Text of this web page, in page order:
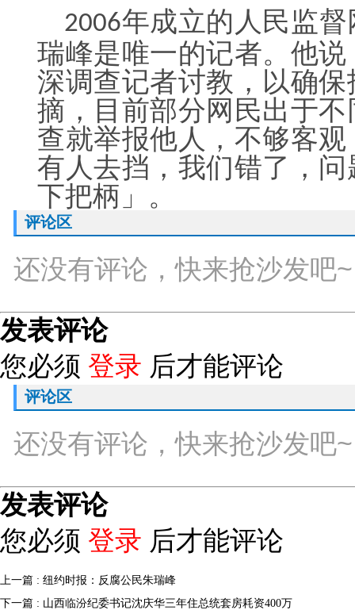
2006年成立的人民监
瑞峰是唯一的记者。他
深调查记者讨教，以确
摘，目前部分网民出于
查就举报他人，不够客
有人去挡，我们错了，
下把柄」。
评论区
还没有评论，快来抢沙发吧~
发表评论
您必须 登录 后才能评论
评论区
还没有评论，快来抢沙发吧~
发表评论
您必须 登录 后才能评论
上一篇 : 纽约时报：反腐公民朱瑞峰
下一篇 : 山西临汾纪委书记沈庆华三年住总统套房耗资400万